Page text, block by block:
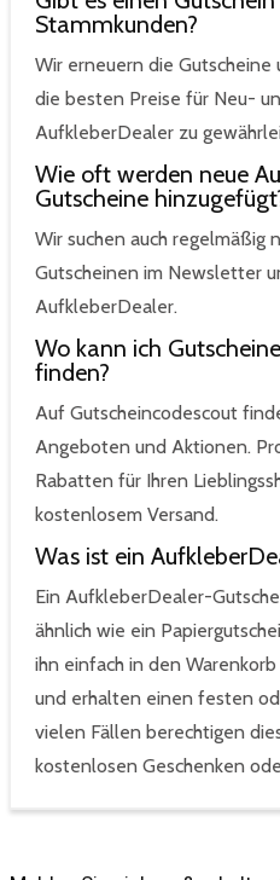
Stammkunden?
Wir erneuern die Gutscheine
die besten Preise für Neu-
AufkleberDealer zu
Wie oft werden neue
Gutscheine
Wir suchen auch regelmäßig
Gutscheinen im Newsletter
AufkleberDealer.
Wo kann ich
finden?
Auf Gutscheincodescout
Angeboten und Aktionen.
Rabatten für Ihren
kostenlosem Versand.
Was ist ein
Ein AufkleberDealer-
ähnlich wie ein
ihn einfach in den
und erhalten einen festen
vielen Fällen berechtigen
kostenlosen Geschenken